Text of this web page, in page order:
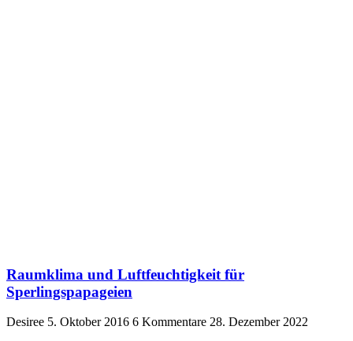
Raumklima und Luftfeuchtigkeit für
Sperlingspapageien
Desiree 5. Oktober 2016 6 Kommentare 28. Dezember 2022